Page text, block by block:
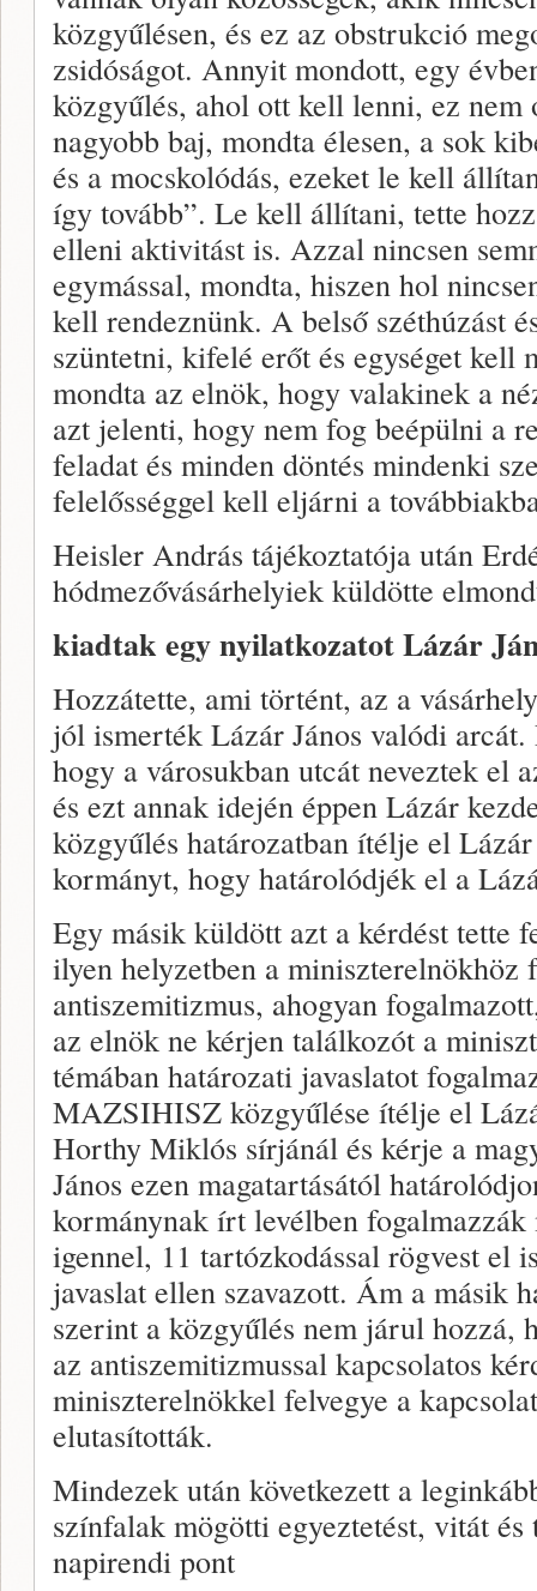
közgyűlésen, és ez az obstrukció
zsidóságot. Annyit mondott, egy
közgyűlés, ahol ott kell lenni, ez nem
nagyobb baj, mondta élesen, a sok
és a mocskolódás, ezeket le kell
így tovább”. Le kell állítani, tette
elleni aktivitást is. Azzal nincsen
egymással, mondta, hiszen hol
kell rendeznünk. A belső széthúzást
szüntetni, kifelé erőt és egységet kell
mondta az elnök, hogy valakinek a
azt jelenti, hogy nem fog beépülni a
feladat és minden döntés mindenki
felelősséggel kell eljárni a
Heisler András tájékoztatója után
hódmezővásárhelyiek küldötte
kiadtak egy nyilatkozatot Lázár
Hozzátette, ami történt, az a
jól ismerték Lázár János valódi arcát.
hogy a városukban utcát neveztek el
és ezt annak idején éppen Lázár
közgyűlés határozatban ítélje el
kormányt, hogy határolódjék el a
Egy másik küldött azt a kérdést tette
ilyen helyzetben a
antiszemitizmus, ahogyan
az elnök ne kérjen találkozót a
témában határozati javaslatot
MAZSIHISZ közgyűlése ítélje el
Horthy Miklós sírjánál és kérje a
János ezen magatartásától
kormánynak írt levélben
igennel, 11 tartózkodással rögvest el
javaslat ellen szavazott. Ám a másik
szerint a közgyűlés nem járul
az antiszemitizmussal kapcsolatos
miniszterelnökkel felvegye a
elutasították.
Mindezek után következett a
színfalak mögötti egyeztetést, vitát
napirendi pont